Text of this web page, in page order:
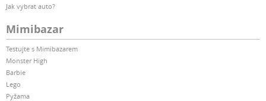
Jak vybrat auto?
Mimibazar
Testujte s Mimibazarem
Monster High
Barbie
Lego
Pyžama